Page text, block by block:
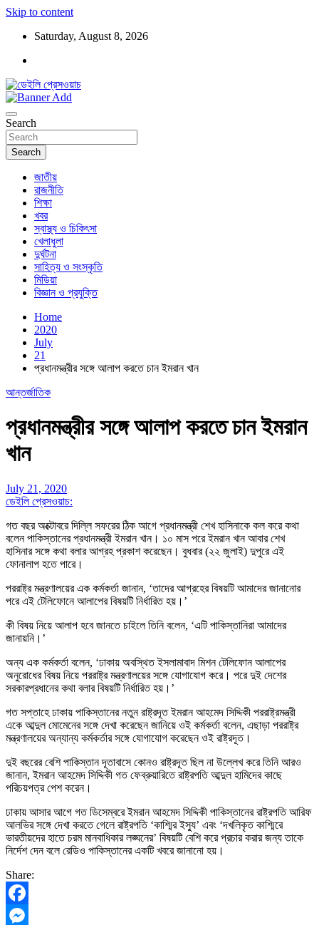
Skip to content
Saturday, August 8, 2026
ডেইলি প্রেসওয়াচ
Search
Search
জাতীয়
রাজনীতি
শিক্ষা
খবর
স্বাস্থ্য ও চিকিৎসা
খেলাধুলা
দুর্ঘটনা
সাহিত্য ও সংস্কৃতি
মিডিয়া
বিজ্ঞান ও প্রযুক্তি
Home
2020
July
21
প্রধানমন্ত্রীর সঙ্গে আলাপ করতে চান ইমরান খান
আন্তর্জাতিক
প্রধানমন্ত্রীর সঙ্গে আলাপ করতে চান ইমরান
খান
July 21, 2020
ডেইলি প্রেসওয়াচ:
গত বছর অক্টোবরে দিল্লি সফরের ঠিক আগে প্রধানমন্ত্রী শেখ হাসিনাকে কল করে কথা
বলেন পাকিস্তানের প্রধানমন্ত্রী ইমরান খান। ১০ মাস পরে ইমরান খান আবার শেখ
হাসিনার সঙ্গে কথা বলার আগ্রহ প্রকাশ করেছেন। বুধবার (২২ জুলাই) দুপুরে এই
ফোনালাপ হতে পারে।
পররাষ্ট্র মন্ত্রণালয়ের এক কর্মকর্তা জানান, ‘তাদের আগ্রহের বিষয়টি আমাদের জানানোর
পরে এই টেলিফোনে আলাপের বিষয়টি নির্ধারিত হয়।’
কী বিষয় নিয়ে আলাপ হবে জানতে চাইলে তিনি বলেন, ‘এটি পাকিস্তানিরা আমাদের
জানায়নি।’
অন্য এক কর্মকর্তা বলেন, ‘ঢাকায় অবস্থিত ইসলামাবাদ মিশন টেলিফোন আলাপের
অনুরোধের বিষয় নিয়ে পররাষ্ট্র মন্ত্রণালয়ের সঙ্গে যোগাযোগ করে। পরে দুই দেশের
সরকারপ্রধানের কথা বলার বিষয়টি নির্ধারিত হয়।’
গত সপ্তাহে ঢাকায় পাকিস্তানের নতুন রাষ্ট্রদূত ইমরান আহমেদ সিদ্দিকী পররাষ্ট্রমন্ত্রী
একে আব্দুল মোমেনের সঙ্গে দেখা করেছেন জানিয়ে ওই কর্মকর্তা বলেন, এছাড়া পররাষ্ট্র
মন্ত্রণালয়ের অন্যান্য কর্মকর্তার সঙ্গে যোগাযোগ করেছেন ওই রাষ্ট্রদূত।
দুই বছরের বেশি পাকিস্তান দূতাবাসে কোনও রাষ্ট্রদূত ছিল না উল্লেখ করে তিনি আরও
জানান, ইমরান আহমেদ সিদ্দিকী গত ফেব্রুয়ারিতে রাষ্ট্রপতি আব্দুল হামিদের কাছে
পরিচয়পত্র পেশ করেন।
ঢাকায় আসার আগে গত ডিসেম্বরে ইমরান আহমেদ সিদ্দিকী পাকিস্তানের রাষ্ট্রপতি আরিফ
আলভির সঙ্গে দেখা করতে গেলে রাষ্ট্রপতি ‘কাশ্মির ইস্যু’ এবং ‘দখলিকৃত কাশ্মিরে
ভারতীয়দের হাতে চরম মানবাধিকার লঙ্ঘনের’ বিষয়টি বেশি করে প্রচার করার জন্য তাকে
নির্দেশ দেন বলে রেডিও পাকিস্তানের একটি খবরে জানানো হয়।
Share:
Facebook